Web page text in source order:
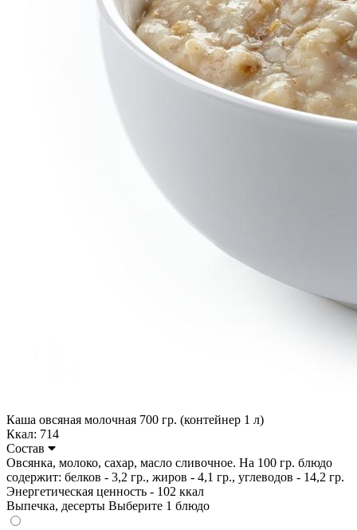
Каша овсяная молочная 700 гр. (контейнер 1 л)
Ккал: 714
Состав
Овсянка, молоко, сахар, масло сливочное. На 100 гр. блюдо
содержит: белков - 3,2 гр., жиров - 4,1 гр., углеводов - 14,2 гр.
Энергетическая ценность - 102 ккал
Выпечка, десерты Выберите 1 блюдо